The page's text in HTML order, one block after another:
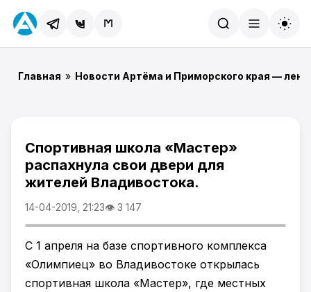
Главная » Новости Артёма и Приморского края —
Спортивная школа «Мастер»
распахнула свои двери для
жителей Владивостока.
14-04-2019, 21:23👁 3 147
С 1 апреля на базе спортивного комплекса
«Олимпиец» во Владивостоке открылась
спортивная школа «Мастер», где местных